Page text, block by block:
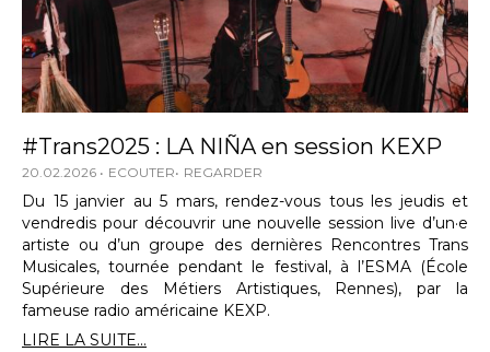
#Trans2025 : LA NIÑA en session KEXP
20.02.2026 ECOUTER REGARDER
Du 15 janvier au 5 mars, rendez-vous tous les jeudis et
vendredis pour découvrir une nouvelle session live d’un·e
artiste ou d’un groupe des dernières Rencontres Trans
Musicales, tournée pendant le festival, à l’ESMA (École
Supérieure des Métiers Artistiques, Rennes), par la
fameuse radio américaine KEXP.
LIRE LA SUITE...